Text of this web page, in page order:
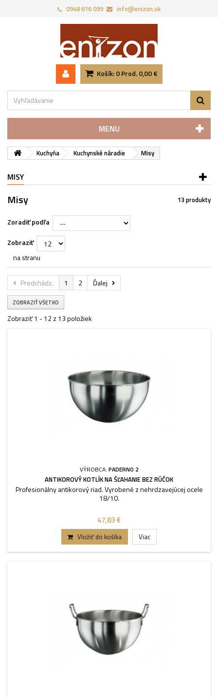
0948 616 099 info@enizon.sk
Košík: 0 Prod. 0,00 €
MENU
Kuchyňa Kuchynské náradie Misy
MISY
Misy 13 produkty
Zoradiť podľa
Zobraziť
na stranu
Predchádz. 1 2 Ďalej
ZOBRAZIŤ VŠETKO
Zobraziť 1 - 12 z 13 položiek
VÝROBCA: PADERNO 2
ANTIKOROVÝ KOTLÍK NA ŠĽAHANIE BEZ RÚČOK
Profesionálny antikorový riad. Vyrobené z nehrdzavejúcej ocele
18/10.
47,83 €
Vložiť do košíka Viac